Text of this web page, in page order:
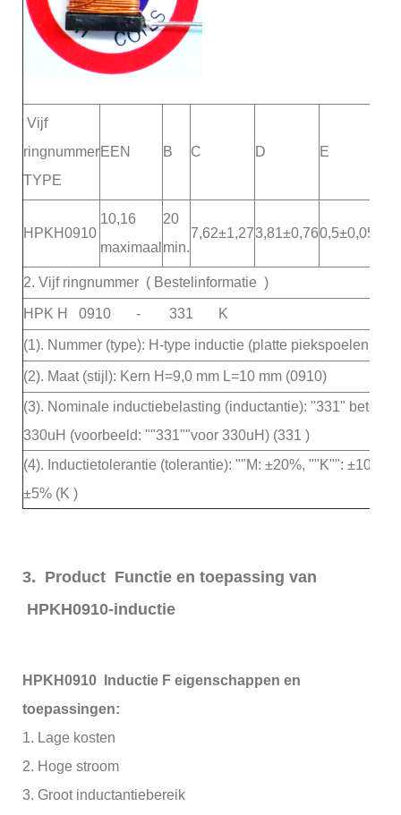
Vijf
ringnummer
TYPE
EEN B C D E
HPKH0910
10,16
maximaal
20
min.
7,62±1,273,81±0,760,5±0,05
2. Vijf ringnummer ( Bestelinformatie )
HPK H 0910 - 331 K
(1). Nummer (type): H-type inductie (platte piekspoelen)
(2). Maat (stijl): Kern H=9,0 mm L=10 mm (0910)
(3). Nominale inductiebelasting (inductantie): "331"
330uH (voorbeeld: ""331""voor 330uH) (331 )
(4). Inductietolerantie (tolerantie): ""M: ±20%, ""K"": ±10%,
±5% (K )
3. Product Functie en toepassing van
HPKH0910-inductie
HPKH0910 Inductie F eigenschappen en
toepassingen:
1. Lage kosten
2. Hoge stroom
3. Groot inductantiebereik